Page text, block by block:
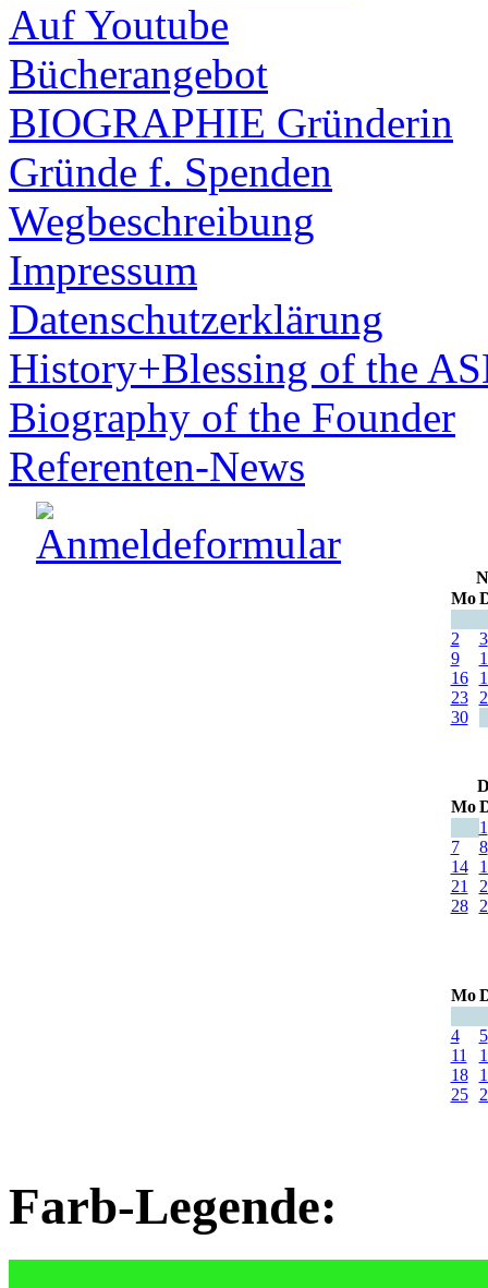
Auf Youtube
Bücherangebot
BIOGRAPHIE Gründerin
Gründe f. Spenden
Wegbeschreibung
Impressum
Datenschutzerklärung
History+Blessing of the
Biography of the Founder
Referenten-News
Mo
2
3
9
16
23
30
Mo
1
7
8
14
21
28
Mo
4
5
11
18
25
Farb-Legende: